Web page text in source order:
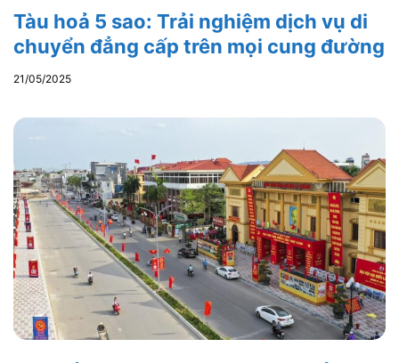
Tàu hoả 5 sao: Trải nghiệm dịch vụ di
chuyển đẳng cấp trên mọi cung đường
21/05/2025